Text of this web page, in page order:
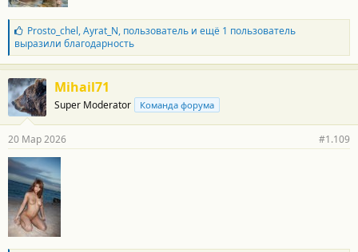
Б
л
а
г
о
д
а
р
о
с
т
и
:
Prosto_chel,Ayrat_N, пользовательи ещё 1 пользователь
выразили благодарность
Mihail71
Super Moderator Команда форума
20 Мар 2026 #1.109